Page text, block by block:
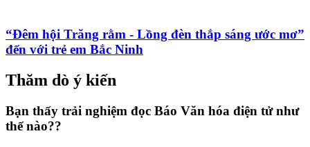
“Đêm hội Trăng rằm - Lồng đèn thắp sáng ước mơ”
đến với trẻ em Bắc Ninh
Thăm dò ý kiến
Bạn thấy trải nghiệm đọc Báo Văn hóa điện tử như
thế nào??